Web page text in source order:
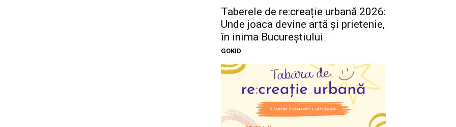
Taberele de re:creație urbană 2026:
Unde joaca devine artă și prietenie,
în inima Bucureștiului
GOKID